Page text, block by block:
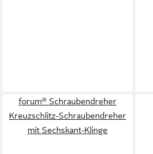
forum® Schraubendreher
Kreuzschlitz-Schraubendreher
mit Sechskant-Klinge